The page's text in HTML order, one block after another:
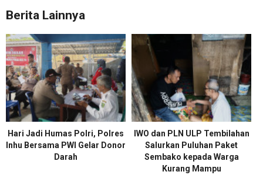
Berita Lainnya
Hari Jadi Humas Polri, Polres
Inhu Bersama PWI Gelar Donor
Darah
IWO dan PLN ULP Tembilahan
Salurkan Puluhan Paket
Sembako kepada Warga
Kurang Mampu